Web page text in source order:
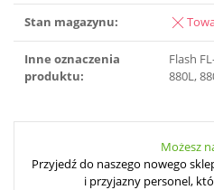
Stan magazynu:
Inne oznaczenia
produktu:
Flash
880L,
Możesz
Przyjedź do naszego nowego
i przyjazny personel,